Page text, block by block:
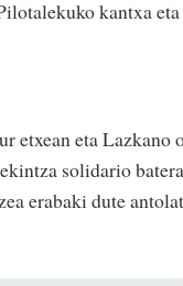
kantxa
etxean eta Lazkano
solidario
erabaki dute